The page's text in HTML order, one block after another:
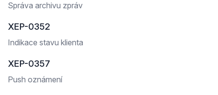
Správa archivu zpráv
XEP-0352
Indikace stavu klienta
XEP-0357
Push oznámení